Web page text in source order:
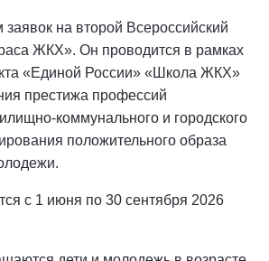
на второй Всероссийский
ЖКХ». Он проводится в рамках
«Единой России» «Школа ЖКХ»
престижа профессий
коммунального и городского
положительного образа
с 1 июня по 30 сентября 2026